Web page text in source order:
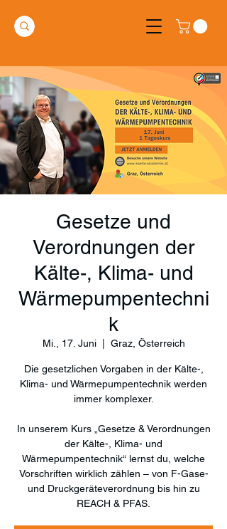
Gesetze und
Verordnungen der
Kälte-, Klima- und
Wärmepumpentechni
k
Mi., 17. Juni
  |
Graz, Österreich
Die gesetzlichen Vorgaben in der Kälte-,
Klima- und Wärmepumpentechnik werden
immer komplexer.
In unserem Kurs „Gesetze & Verordnungen
der Kälte-, Klima- und
Wärmepumpentechnik“ lernst du, welche
Vorschriften wirklich zählen – von F-Gase-
und Druckgeräteverordnung bis hin zu
REACH & PFAS.